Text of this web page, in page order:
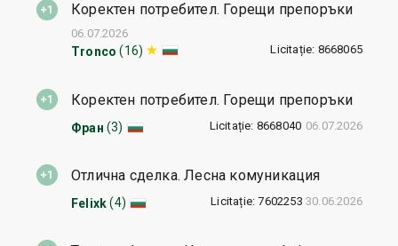
Коректен потребител. Горещи препоръки
Tronco (16) Licitație: 8668065
06.07.2026
Коректен потребител. Горещи препоръки
Фран (3) Licitație: 8668040 06.07.2026
Отлична сделка. Лесна комуникация
Felixk (4) Licitație: 7602253 30.06.2026